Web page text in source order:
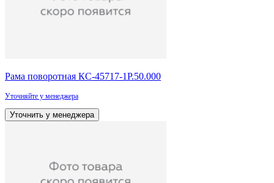
Рама поворотная КС-45717-1Р.50.000
Уточняйте у менеджера
Уточнить у менеджера